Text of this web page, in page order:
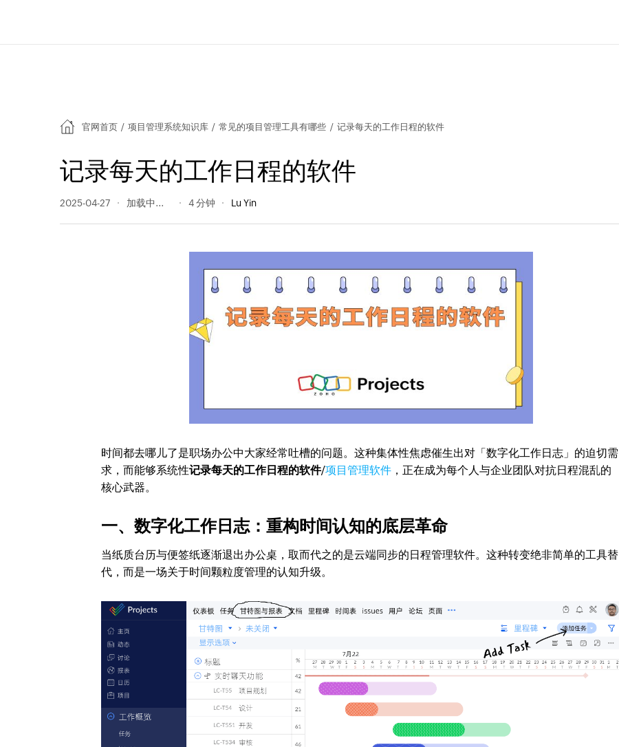
官网首页 / 项目管理系统知识库 / 常见的项目管理工具有哪些 / 记录每天的工作日程的软件
记录每天的工作日程的软件
2025-04-27 174 阅读量 4 分钟 Lu Yin
时间都去哪儿了是职场办公中大家经常吐槽的问题。这种集体性焦虑催生出对「数字化工作日志」的迫切需
求，而能够系统性记录每天的工作日程的软件/项目管理软件 ，正在成为每个人与企业团队对抗日程混乱的
核心武器。
一、数字化工作日志：重构时间认知的底层革命
当纸质台历与便签纸逐渐退出办公桌，取而代之的是云端同步的日程管理软件。这种转变绝非简单的工具替
代，而是一场关于时间颗粒度管理的认知升级。